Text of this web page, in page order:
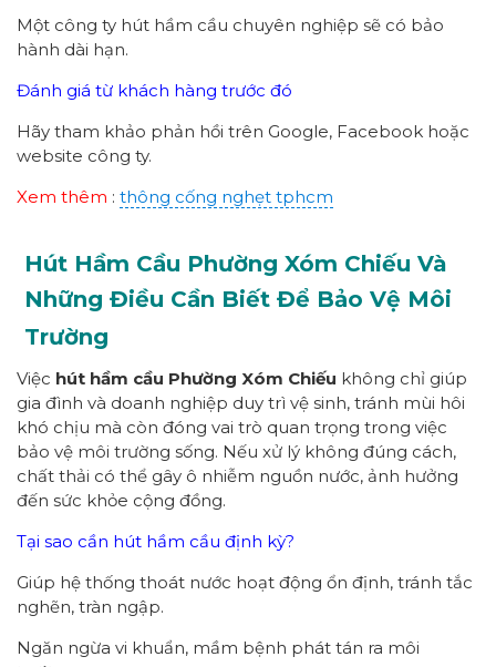
Một công ty hút hầm cầu chuyên nghiệp sẽ có bảo
hành dài hạn.
Đánh giá từ khách hàng trước đó
Hãy tham khảo phản hồi trên Google, Facebook hoặc
website công ty.
Xem thêm : thông cống nghẹt tphcm
Hút Hầm Cầu Phường Xóm Chiếu Và
Những Điều Cần Biết Để Bảo Vệ Môi
Trường
Việc hút hầm cầu Phường Xóm Chiếu không chỉ giúp
gia đình và doanh nghiệp duy trì vệ sinh, tránh mùi hôi
khó chịu mà còn đóng vai trò quan trọng trong việc
bảo vệ môi trường sống. Nếu xử lý không đúng cách,
chất thải có thể gây ô nhiễm nguồn nước, ảnh hưởng
đến sức khỏe cộng đồng.
Tại sao cần hút hầm cầu định kỳ?
Giúp hệ thống thoát nước hoạt động ổn định, tránh tắc
nghẽn, tràn ngập.
Ngăn ngừa vi khuẩn, mầm bệnh phát tán ra môi